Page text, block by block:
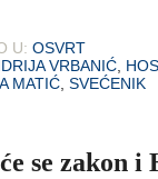
U: OSVRT
VRBANIĆ HOS
MATIĆ ,SVEĆENIK
se zakon i